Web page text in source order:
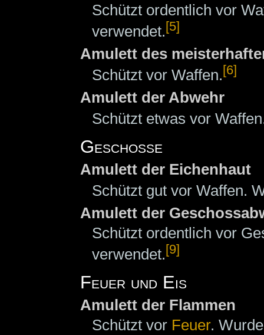
Schützt ordentlich vor
verwendet.[5]
Amulett des
Schützt vor Waffen.[6]
Amulett der Abwehr
Schützt etwas vor
Geschosse
Amulett der Eichenhaut
Schützt gut vor Waffen.
Amulett der
Schützt ordentlich vor
verwendet. [9]
Feuer und Eis
Amulett der Flammen
Schützt vor Feuer.